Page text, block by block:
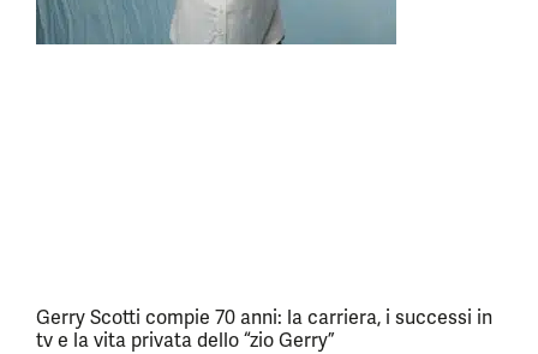
Gerry Scotti compie 70 anni: la carriera, i successi in
tv e la vita privata dello “zio Gerry”